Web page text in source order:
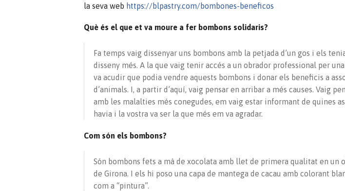
la seva web https://blpastry.com/bombones-beneficos
Què és el que et va moure a fer bombons solidaris?
Fa temps vaig dissenyar uns bombons amb la petjada d’un gos i els
disseny més. A la que vaig tenir accés a un obrador professional per una
va acudir que podia vendre aquests bombons i donar els beneficis a
d’animals. I, a partir d’aquí, vaig pensar en arribar a més causes. Vaig
amb les malalties més conegudes, em vaig estar informant de quines
havia i la vostra va ser la que més em va agradar.
Com són els bombons?
Són bombons fets a mà de xocolata amb llet de primera qualitat en un
de Girona. I els hi poso una capa de mantega de cacau amb colorant
com a “pintura”.